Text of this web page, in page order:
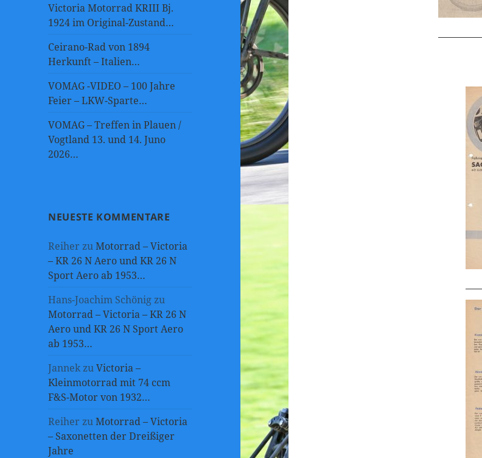
Victoria Motorrad KRIII Bj.
1924 im Original-Zustand…
Ceirano-Rad von 1894
Herkunft – Italien…
VOMAG -VIDEO – 100 Jahre
Feier – LKW-Sparte…
VOMAG – Treffen in Plauen /
Vogtland 13. und 14. Juno
2026…
NEUESTE KOMMENTARE
Reiher zuMotorrad – Victoria
– KR 26 N Aero und KR 26 N
Sport Aero ab 1953…
Hans-Joachim Schönigzu
Motorrad – Victoria – KR 26 N
Aero und KR 26 N Sport Aero
ab 1953…
JannekzuVictoria –
Kleinmotorrad mit 74 ccm
F&S-Motor von 1932…
Reiher zuMotorrad – Victoria
– Saxonetten der Dreißiger
Jahre